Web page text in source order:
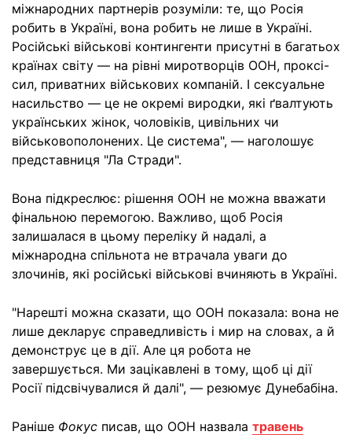
міжнародних партнерів розуміли: те, що Росія
робить в Україні, вона робить не лише в Україні.
Російські військові контингенти присутні в багатьох
країнах світу — на рівні миротворців ООН, проксі-
сил, приватних військових компаній. І сексуальне
насильство — це не окремі виродки, які ґвалтують
українських жінок, чоловіків, цивільних чи
військовополонених. Це система", — наголошує
представниця "Ла Стради".
Вона підкреслює: рішення ООН не можна вважати
фінальною перемогою. Важливо, щоб Росія
залишалася в цьому переліку й надалі, а
міжнародна спільнота не втрачала уваги до
злочинів, які російські військові вчиняють в Україні.
"Нарешті можна сказати, що ООН показала: вона не
лише декларує справедливість і мир на словах, а й
демонструє це в дії. Але ця робота не
завершується. Ми зацікавлені в тому, щоб ці дії
Росії підсвічувалися й далі", — резюмує Дунебабіна.
Раніше Фокус писав, що ООН назвала травень